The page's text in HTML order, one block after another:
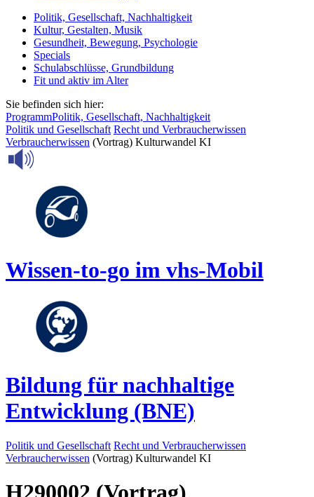
Politik, Gesellschaft, Nachhaltigkeit
Kultur, Gestalten, Musik
Gesundheit, Bewegung, Psychologie
Specials
Schulabschlüsse, Grundbildung
Fit und aktiv im Alter
Sie befinden sich hier:
ProgrammPolitik, Gesellschaft, Nachhaltigkeit
Politik und Gesellschaft Recht und Verbraucherwissen
Verbraucherwissen (Vortrag) Kulturwandel KI
Wissen-to-go im vhs-Mobil
Bildung für nachhaltige
Entwicklung (BNE)
Politik und Gesellschaft Recht und Verbraucherwissen
Verbraucherwissen (Vortrag) Kulturwandel KI